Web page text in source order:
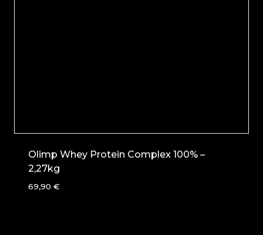
Olimp Whey Protein Complex 100% –
2,27kg
69,90 €